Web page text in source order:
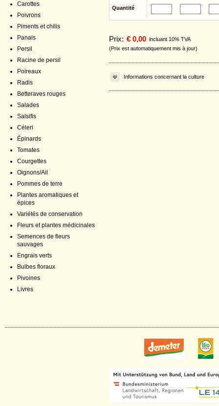
Carottes
Poivrons
Piments et chilis
Panais
Persil
Racine de persil
Poireaux
Radis
Betteraves rouges
Salades
Salsifis
Céleri
Épinards
Tomates
Courgettes
Oignons/Ail
Pommes de terre
Plantes aromatiques et
épices
Variétés de conservation
Fleurs et plantes médicinales
Semences de fleurs
sauvages
Engrais verts
Bulbes floraux
Pivoines
Livres
Quantité
Prix: € 0,00 incluant 10% TVA
(Prix est automatiquement mis à jour)
Informations concernant la culture